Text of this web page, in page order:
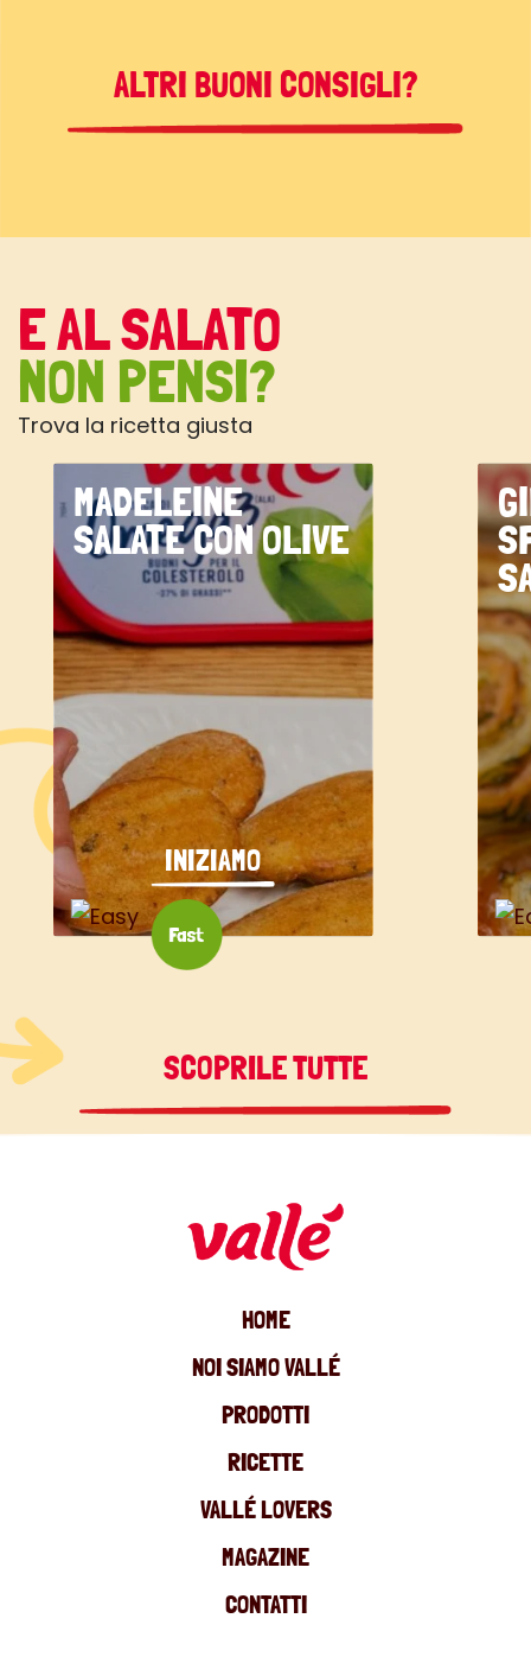
ALTRI BUONI CONSIGLI?
E AL SALATO
NON PENSI?
Trova la ricetta giusta
MADELEINE
SALATE CON OLIVE
INIZIAMO
SCOPRILE TUTTE
HOME
NOI SIAMO VALLÉ
PRODOTTI
RICETTE
VALLÉ LOVERS
MAGAZINE
CONTATTI